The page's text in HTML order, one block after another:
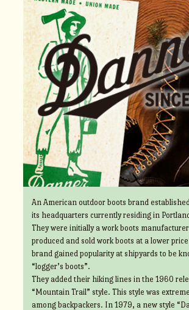
An American outdoor boots brand
its headquarters currently residing in
They were initially a work boots
produced and sold work boots at a lower
brand gained popularity at shipyards to be
“logger’s boots”.
They added their hiking lines in the 1960
“Mountain Trail” style. This style was
among backpackers. In 1979, a new style